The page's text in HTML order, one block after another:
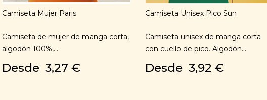
Camiseta Mujer Paris
Camiseta de mujer de manga corta,
algodón 100%,...
Desde 3,27 €
Camiseta Unisex Pico Sun
Camiseta unisex de manga corta
con cuello de pico. Algodón...
Desde 3,92 €